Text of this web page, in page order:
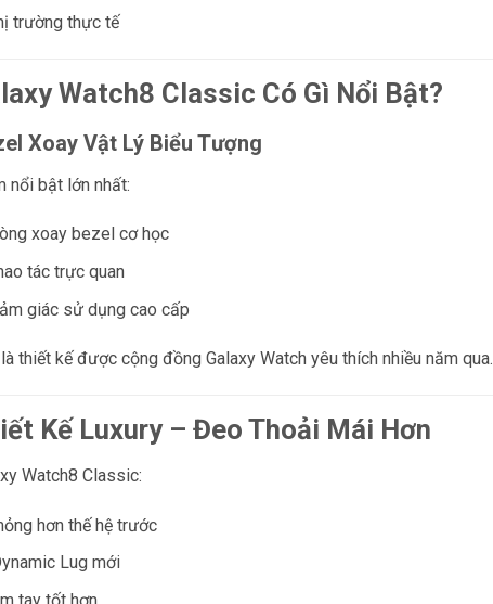
trường thực tế
Watch8 Classic Có Gì Nổi Bật?
Xoay Vật Lý Biểu Tượng
nổi bật lớn nhất:
xoay bezel cơ học
tác trực quan
giác sử dụng cao cấp
thiết kế được cộng đồng Galaxy Watch yêu thích nhiều năm qua.
Kế Luxury – Đeo Thoải Mái Hơn
Watch8 Classic:
hơn thế hệ trước
Lug mới